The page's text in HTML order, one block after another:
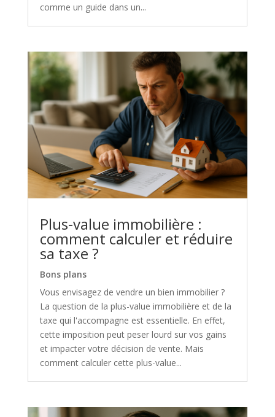
comme un guide dans un...
Plus-value immobilière :
comment calculer et réduire
sa taxe ?
Bons plans
Vous envisagez de vendre un bien immobilier ?
La question de la plus-value immobilière et de la
taxe qui l'accompagne est essentielle. En effet,
cette imposition peut peser lourd sur vos gains
et impacter votre décision de vente. Mais
comment calculer cette plus-value...